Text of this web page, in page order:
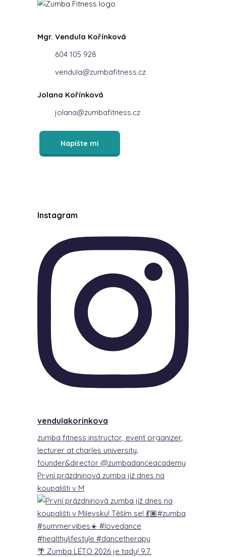
Mgr. Vendula Kořínková
604 105 928
vendula@zumbafitness.cz
Jolana Kořínková
jolana@zumbafitness.cz
Napište mi
Instagram
vendulakorinkova
zumba fitness instructor, event organizer,
lecturer at charles university,
founder&director @zumbadanceacademy
První prázdninová zumba již dnes na
koupališti v M
🌴 Zumba LÉTO 2026 je tady! 9.7.